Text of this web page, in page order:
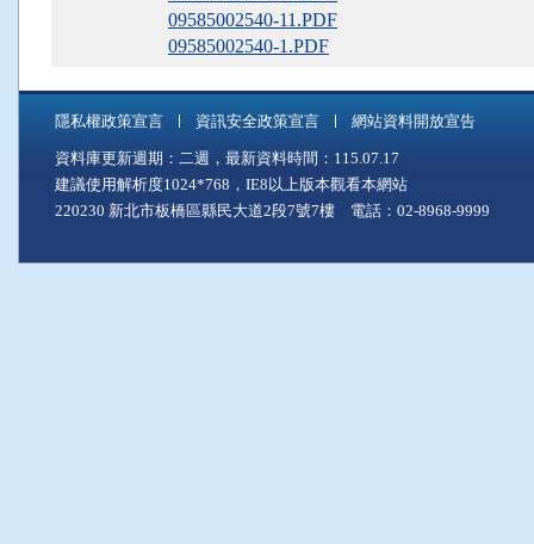
09585002540-11.PDF
09585002540-1.PDF
隱私權政策宣言 資訊安全政策宣言 網站資料開放宣告
資料庫更新週期：二週，最新資料時間：115.07.17
建議使用解析度1024*768，IE8以上版本觀看本網站
220230 新北市板橋區縣民大道2段7號7樓 電話：02-8968-9999